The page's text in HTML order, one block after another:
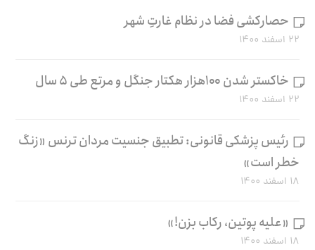
حصارکشی فضا در نظام غارتِ شهر
۲۲ اسفند ۱۴۰۰
خاکستر شدن ۱۰۰هزار هکتار جنگل و مرتع طی ۵ سال
۲۲ اسفند ۱۴۰۰
رئیس پزشکی قانونی: تطبیق جنسیت مردان ترنس «زنگ
خطر است»
۱۸ اسفند ۱۴۰۰
«علیه پوتین، رکاب بزن!»
۱۸ اسفند ۱۴۰۰